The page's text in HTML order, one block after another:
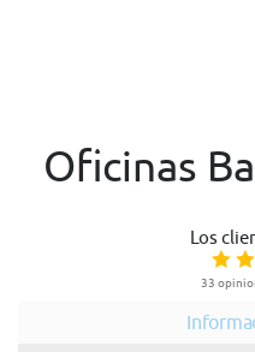
Oficinas
Los
33